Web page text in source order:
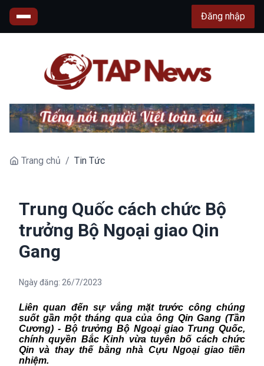
Đăng nhập
Trang chủ / Tin Tức
Trung Quốc cách chức Bộ
trưởng Bộ Ngoại giao Qin
Gang
Ngày đăng: 26/7/2023
Liên quan đến sự vắng mặt trước công chúng
suốt gần một tháng qua của ông Qin Gang (Tần
Cương) - Bộ trưởng Bộ Ngoại giao Trung Quốc,
chính quyền Bắc Kinh vừa tuyên bố cách chức
Qin và thay thế bằng nhà Cựu Ngoại giao tiền
nhiệm.